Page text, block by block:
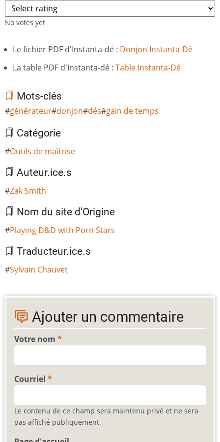
No votes yet
Le fichier PDF d'Instanta-dé : Donjon Instanta-Dé
La table PDF d'Instanta-dé : Table Instanta-Dé
Mots-clés
générateur donjon dés gain de temps
Catégorie
Outils de maîtrise
Auteur.ice.s
Zak Smith
Nom du site d'Origine
Playing D&D with Porn Stars
Traducteur.ice.s
Sylvain Chauvet
Ajouter un commentaire
Votre nom
Courriel
Le contenu de ce champ sera maintenu privé et ne sera
pas affiché publiquement.